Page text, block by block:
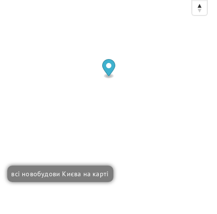
всі новобудови Києва на карті